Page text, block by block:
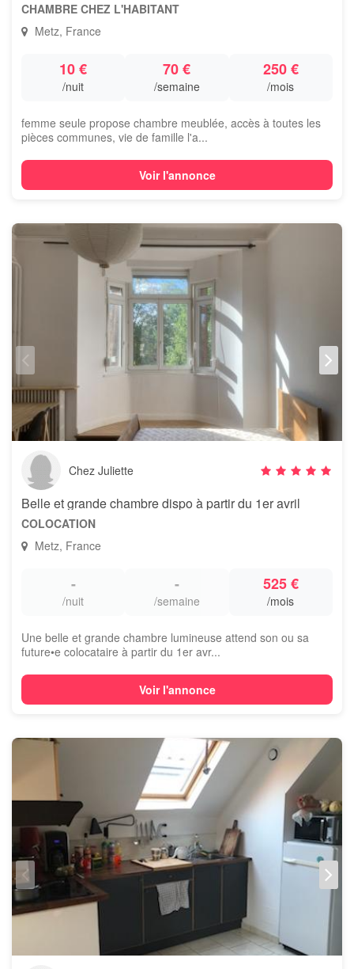
CHAMBRE CHEZ L'HABITANT
Metz, France
10 €
/nuit
70 €
/semaine
250 €
/mois
femme seule propose chambre meublée, accès à toutes les
pièces communes, vie de famille l'a...
Voir l'annonce
Chez Juliette
Belle et grande chambre dispo à partir du 1er avril
COLOCATION
Metz, France
-
/nuit
-
/semaine
525 €
/mois
Une belle et grande chambre lumineuse attend son ou sa
future•e colocataire à partir du 1er avr...
Voir l'annonce